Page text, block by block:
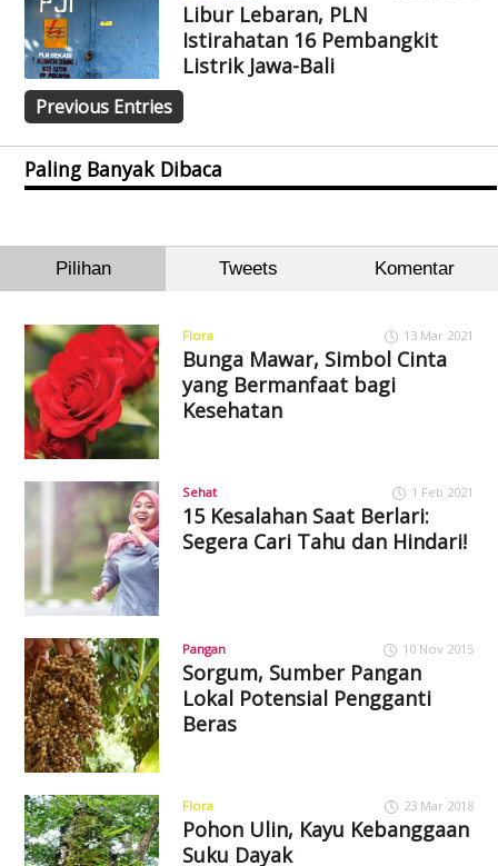
Libur Lebaran, PLN
Istirahatan 16 Pembangkit
Listrik Jawa-Bali
Previous Entries
Paling Banyak Dibaca
Pilihan Tweets Komentar
Flora 13 Mar 2021
Bunga Mawar, Simbol Cinta
yang Bermanfaat bagi
Kesehatan
Sehat 1 Feb 2021
15 Kesalahan Saat Berlari:
Segera Cari Tahu dan Hindari!
Pangan 10 Nov 2015
Sorgum, Sumber Pangan
Lokal Potensial Pengganti
Beras
Flora 23 Mar 2018
Pohon Ulin, Kayu Kebanggaan
Suku Dayak